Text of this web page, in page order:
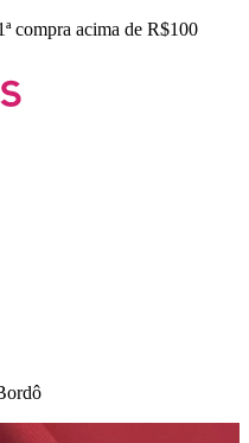
compra acima de R$100